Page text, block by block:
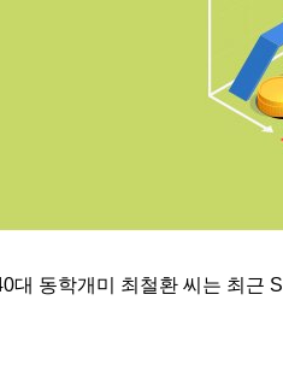
대 동학개미 최철환 씨는 최근 S